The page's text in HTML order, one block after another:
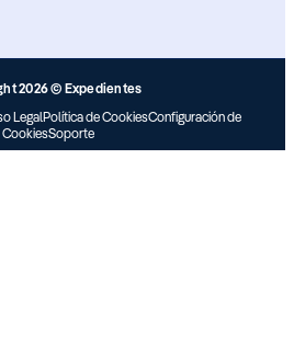
2026 © Expedientes
LegalPolítica de CookiesConfiguración de
CookiesSoporte